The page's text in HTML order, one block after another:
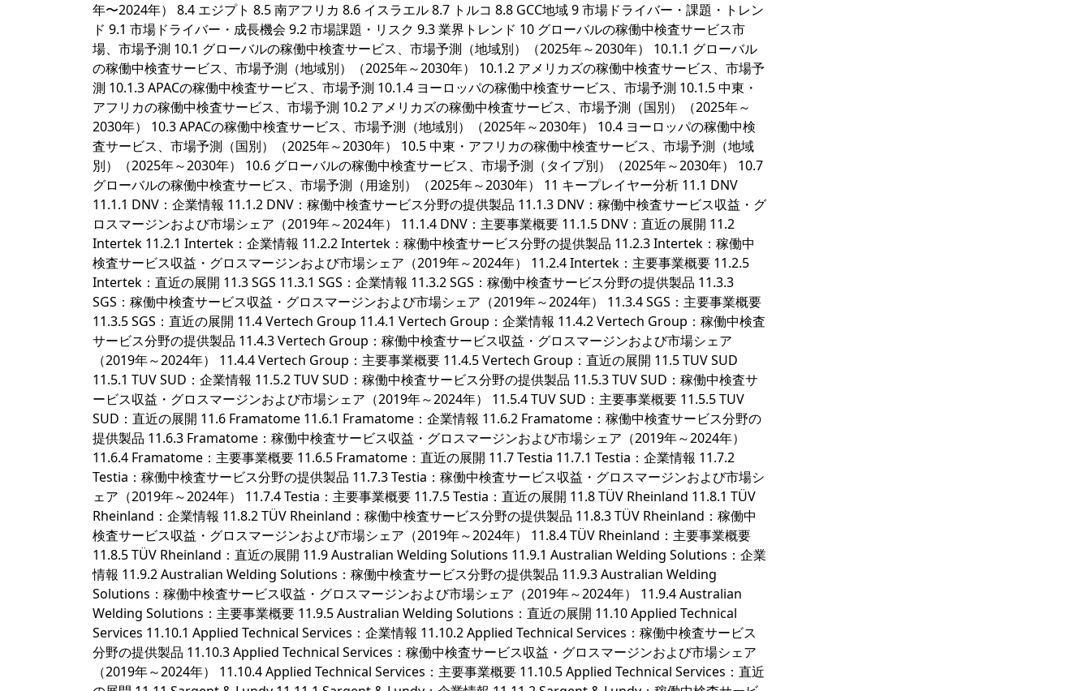
年〜2024年） 8.4 エジプト 8.5 南アフリカ 8.6 イスラエル 8.7 トルコ 8.8 GCC地域 9 市場ドライバー・課題・トレン
ド 9.1 市場ドライバー・成長機会 9.2 市場課題・リスク 9.3 業界トレンド 10 グローバルの稼働中検査サービス市
場、市場予測 10.1 グローバルの稼働中検査サービス、市場予測（地域別）（2025年～2030年） 10.1.1 グローバル
の稼働中検査サービス、市場予測（地域別）（2025年～2030年） 10.1.2 アメリカズの稼働中検査サービス、市場予
測 10.1.3 APACの稼働中検査サービス、市場予測 10.1.4 ヨーロッパの稼働中検査サービス、市場予測 10.1.5 中東・
アフリカの稼働中検査サービス、市場予測 10.2 アメリカズの稼働中検査サービス、市場予測（国別）（2025年～
2030年） 10.3 APACの稼働中検査サービス、市場予測（地域別）（2025年～2030年） 10.4 ヨーロッパの稼働中検
査サービス、市場予測（国別）（2025年～2030年） 10.5 中東・アフリカの稼働中検査サービス、市場予測（地域
別）（2025年～2030年） 10.6 グローバルの稼働中検査サービス、市場予測（タイプ別）（2025年～2030年） 10.7
グローバルの稼働中検査サービス、市場予測（用途別）（2025年～2030年） 11 キープレイヤー分析 11.1 DNV
11.1.1 DNV：企業情報 11.1.2 DNV：稼働中検査サービス分野の提供製品 11.1.3 DNV：稼働中検査サービス収益・グ
ロスマージンおよび市場シェア（2019年～2024年） 11.1.4 DNV：主要事業概要 11.1.5 DNV：直近の展開 11.2
Intertek 11.2.1 Intertek：企業情報 11.2.2 Intertek：稼働中検査サービス分野の提供製品 11.2.3 Intertek：稼働中
検査サービス収益・グロスマージンおよび市場シェア（2019年～2024年） 11.2.4 Intertek：主要事業概要 11.2.5
Intertek：直近の展開 11.3 SGS 11.3.1 SGS：企業情報 11.3.2 SGS：稼働中検査サービス分野の提供製品 11.3.3
SGS：稼働中検査サービス収益・グロスマージンおよび市場シェア（2019年～2024年） 11.3.4 SGS：主要事業概要
11.3.5 SGS：直近の展開 11.4 Vertech Group 11.4.1 Vertech Group：企業情報 11.4.2 Vertech Group：稼働中検査
サービス分野の提供製品 11.4.3 Vertech Group：稼働中検査サービス収益・グロスマージンおよび市場シェア
（2019年～2024年） 11.4.4 Vertech Group：主要事業概要 11.4.5 Vertech Group：直近の展開 11.5 TUV SUD
11.5.1 TUV SUD：企業情報 11.5.2 TUV SUD：稼働中検査サービス分野の提供製品 11.5.3 TUV SUD：稼働中検査サ
ービス収益・グロスマージンおよび市場シェア（2019年～2024年） 11.5.4 TUV SUD：主要事業概要 11.5.5 TUV
SUD：直近の展開 11.6 Framatome 11.6.1 Framatome：企業情報 11.6.2 Framatome：稼働中検査サービス分野の
提供製品 11.6.3 Framatome：稼働中検査サービス収益・グロスマージンおよび市場シェア（2019年～2024年）
11.6.4 Framatome：主要事業概要 11.6.5 Framatome：直近の展開 11.7 Testia 11.7.1 Testia：企業情報 11.7.2
Testia：稼働中検査サービス分野の提供製品 11.7.3 Testia：稼働中検査サービス収益・グロスマージンおよび市場シ
ェア（2019年～2024年） 11.7.4 Testia：主要事業概要 11.7.5 Testia：直近の展開 11.8 TÜV Rheinland 11.8.1 TÜV
Rheinland：企業情報 11.8.2 TÜV Rheinland：稼働中検査サービス分野の提供製品 11.8.3 TÜV Rheinland：稼働中
検査サービス収益・グロスマージンおよび市場シェア（2019年～2024年） 11.8.4 TÜV Rheinland：主要事業概要
11.8.5 TÜV Rheinland：直近の展開 11.9 Australian Welding Solutions 11.9.1 Australian Welding Solutions：企業
情報 11.9.2 Australian Welding Solutions：稼働中検査サービス分野の提供製品 11.9.3 Australian Welding
Solutions：稼働中検査サービス収益・グロスマージンおよび市場シェア（2019年～2024年） 11.9.4 Australian
Welding Solutions：主要事業概要 11.9.5 Australian Welding Solutions：直近の展開 11.10 Applied Technical
Services 11.10.1 Applied Technical Services：企業情報 11.10.2 Applied Technical Services：稼働中検査サービス
分野の提供製品 11.10.3 Applied Technical Services：稼働中検査サービス収益・グロスマージンおよび市場シェア
（2019年～2024年） 11.10.4 Applied Technical Services：主要事業概要 11.10.5 Applied Technical Services：直近